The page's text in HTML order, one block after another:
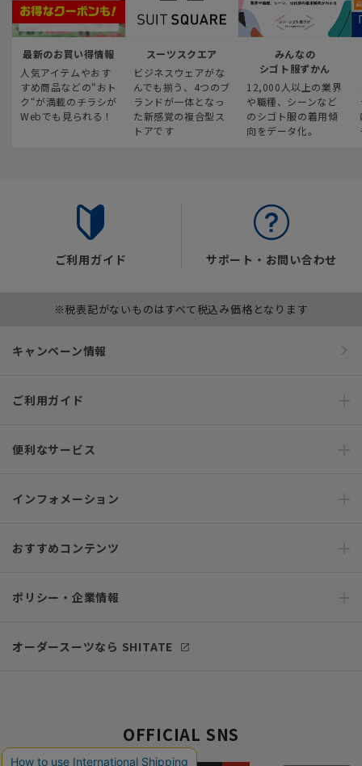
最新のお買い得情報
人気アイテムやおす
すめ商品などの“おト
ク“が満載のチラシが
Webでも見られる！
スーツスクエア
ビジネスウェアがな
んでも揃う、4つのブ
ランドが一体となっ
た新感覚の複合型ス
トアです
みんなの
シゴト服ずかん
12,000人以上の業界
や職種、シーンなど
のシゴト服の着用傾
向をデータ化。
ご利用ガイド サポート・お問い合わせ
※税表記がないものはすべて税込み価格となります
キャンペーン情報
ご利用ガイド
便利なサービス
インフォメーション
おすすめコンテンツ
ポリシー・企業情報
オーダースーツなら SHITATE
OFFICIAL SNS